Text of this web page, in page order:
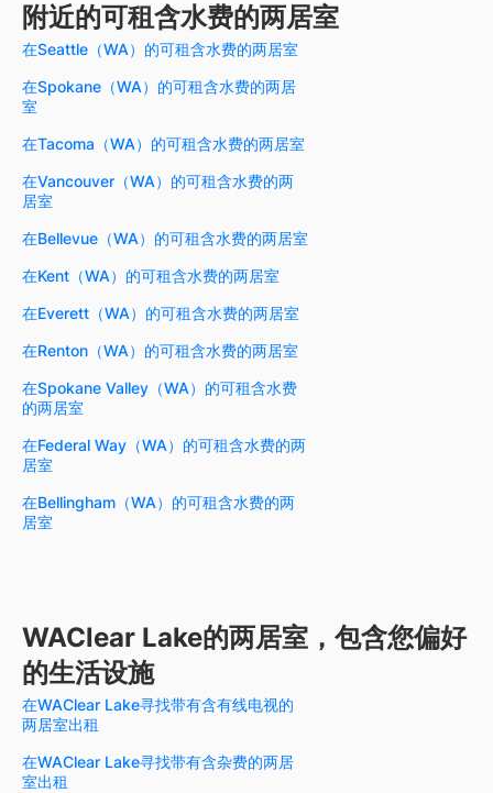
附近的可租含水费的两居室
在Seattle（WA）的可租含水费的两居室
在Spokane（WA）的可租含水费的两居
室
在Tacoma（WA）的可租含水费的两居室
在Vancouver（WA）的可租含水费的两
居室
在Bellevue（WA）的可租含水费的两居室
在Kent（WA）的可租含水费的两居室
在Everett（WA）的可租含水费的两居室
在Renton（WA）的可租含水费的两居室
在Spokane Valley（WA）的可租含水费
的两居室
在Federal Way（WA）的可租含水费的两
居室
在Bellingham（WA）的可租含水费的两
居室
WAClear Lake的两居室，包含您偏好
的生活设施
在WAClear Lake寻找带有含有线电视的
两居室出租
在WAClear Lake寻找带有含杂费的两居
室出租